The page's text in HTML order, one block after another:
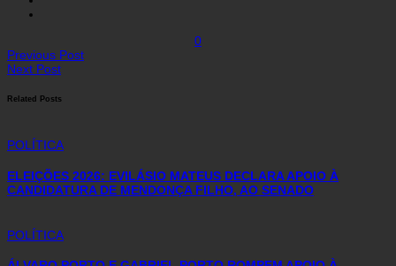
0
Previous Post
Next Post
Related Posts
POLÍTICA
ELEIÇÕES 2026: EVILÁSIO MATEUS DECLARA APOIO À
CANDIDATURA DE MENDONÇA FILHO, AO SENADO
POLÍTICA